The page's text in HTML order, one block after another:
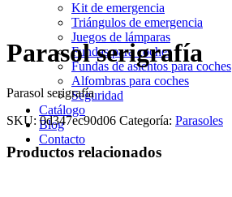
Kit de emergencia
Triángulos de emergencia
Juegos de lámparas
Fundas para coches
Fundas de asientos para coches
Alfombras para coches
Seguridad
Catálogo
Blog
Contacto
Parasol serigrafía
Parasol serigrafía
SKU:0d347ec90d06 Categoría: Parasoles
Productos relacionados